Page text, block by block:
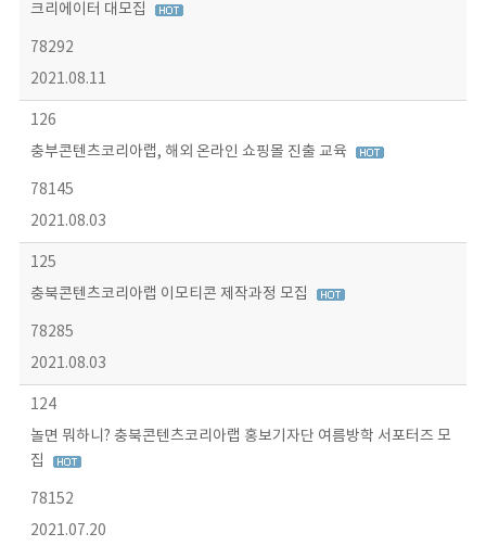
크리에이터 대모집
78292
2021.08.11
126
충부콘텐츠코리아랩, 해외 온라인 쇼핑몰 진출 교육
78145
2021.08.03
125
충북콘텐츠코리아랩 이모티콘 제작과정 모집
78285
2021.08.03
124
놀면 뭐하니? 충북콘텐츠코리아랩 홍보기자단 여름방학 서포터즈 모
집
78152
2021.07.20